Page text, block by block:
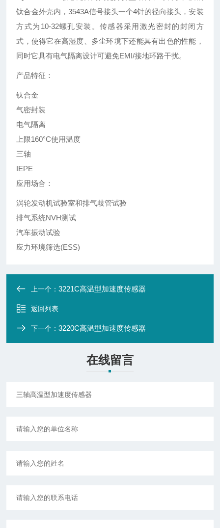
钛合金外壳内，3543A信号接头一个4针的径向接头，安装
方式为10-32螺孔安装。传感器采用激光密封的封闭方
式，使得它在高湿度、多尘环境下还能具有出色的性能，
同时它具有电气隔离设计可避免EMI/接地环路干扰。
产品特征：
钛合金
气密封装
电气隔离
上限160°C使用温度
三轴
IEPE
应用场合：
涡轮发动机试验室和排气歧管试验
排气系统NVH测试
汽车振动试验
应力环境筛选(ESS)
上一个：3221C高温型加速度传感器
返回列表
下一个：3220C高温型加速度传感器
在线留言